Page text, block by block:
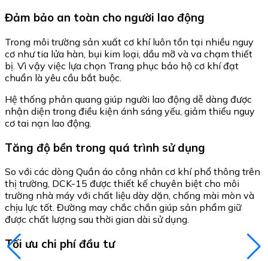
Đảm bảo an toàn cho người lao động
Trong môi trường sản xuất cơ khí luôn tồn tại nhiều nguy
cơ như tia lửa hàn, bụi kim loại, dầu mỡ và va chạm thiết
bị. Vì vậy việc lựa chọn Trang phục bảo hộ cơ khí đạt
chuẩn là yêu cầu bắt buộc.
Hệ thống phản quang giúp người lao động dễ dàng được
nhận diện trong điều kiện ánh sáng yếu, giảm thiểu nguy
cơ tai nạn lao động.
Tăng độ bền trong quá trình sử dụng
So với các dòng Quần áo công nhân cơ khí phổ thông trên
thị trường, DCK-15 được thiết kế chuyên biệt cho môi
trường nhà máy với chất liệu dày dặn, chống mài mòn và
chịu lực tốt. Đường may chắc chắn giúp sản phẩm giữ
được chất lượng sau thời gian dài sử dụng.
Tối ưu chi phí đầu tư